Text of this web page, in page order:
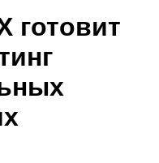
готовит